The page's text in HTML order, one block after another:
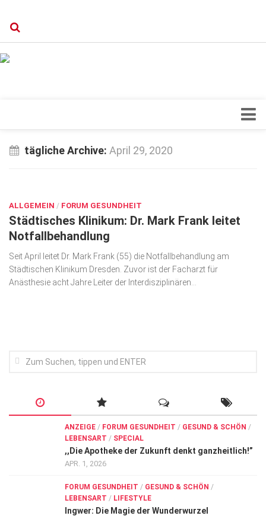
Orthopädie
Schönheit & Wohlbefinden
Special
Wirtschaft, Recht, Finanzen
Sehen
Kampf gegen Krebs
tägliche Archive: April 29, 2020
ALLGEMEIN / FORUM GESUNDHEIT
Städtisches Klinikum: Dr. Mark Frank leitet
Notfallbehandlung
Seit April leitet Dr. Mark Frank (55) die Notfallbehandlung am
Städtischen Klinikum Dresden. Zuvor ist der Facharzt für
Anästhesie acht Jahre Leiter der Interdisziplinären...
ANZEIGE / FORUM GESUNDHEIT / GESUND & SCHÖN /
LEBENSART / SPECIAL
,,Die Apotheke der Zukunft denkt ganzheitlich!”
APR. 1, 2026
FORUM GESUNDHEIT / GESUND & SCHÖN /
LEBENSART / LIFESTYLE
Ingwer: Die Magie der Wunderwurzel